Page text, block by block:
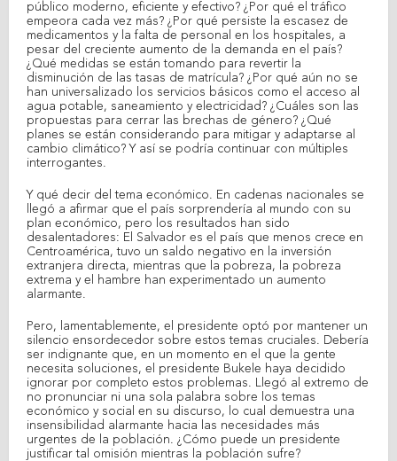
público moderno, eficiente y efectivo? ¿Por qué el tráfico
empeora cada vez más? ¿Por qué persiste la escasez de
medicamentos y la falta de personal en los hospitales, a
pesar del creciente aumento de la demanda en el país?
¿Qué medidas se están tomando para revertir la
disminución de las tasas de matrícula? ¿Por qué aún no se
han universalizado los servicios básicos como el acceso al
agua potable, saneamiento y electricidad? ¿Cuáles son las
propuestas para cerrar las brechas de género? ¿Qué
planes se están considerando para mitigar y adaptarse al
cambio climático? Y así se podría continuar con múltiples
interrogantes.
Y qué decir del tema económico. En cadenas nacionales se
llegó a afirmar que el país sorprendería al mundo con su
plan económico, pero los resultados han sido
desalentadores: El Salvador es el país que menos crece en
Centroamérica, tuvo un saldo negativo en la inversión
extranjera directa, mientras que la pobreza, la pobreza
extrema y el hambre han experimentado un aumento
alarmante.
Pero, lamentablemente, el presidente optó por mantener un
silencio ensordecedor sobre estos temas cruciales. Debería
ser indignante que, en un momento en el que la gente
necesita soluciones, el presidente Bukele haya decidido
ignorar por completo estos problemas. Llegó al extremo de
no pronunciar ni una sola palabra sobre los temas
económico y social en su discurso, lo cual demuestra una
insensibilidad alarmante hacia las necesidades más
urgentes de la población. ¿Cómo puede un presidente
justificar tal omisión mientras la población sufre?